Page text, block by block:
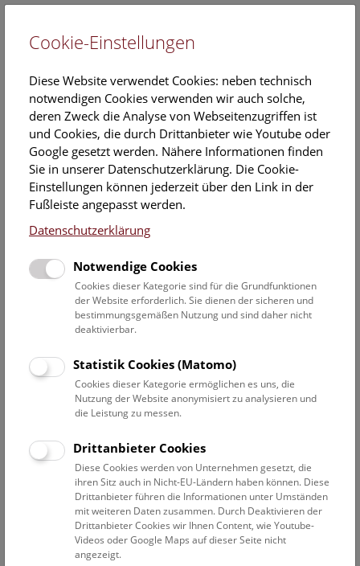
EN
Veranstaltungskalender
Informationen zu Gruppen,- Kindergarten- und
Schulprogrammen finden Siehier
Datumsfilter
24.3.2023
Datum auswählen
Erweiterte Suche
Filter zurücksetzen
24. März 2023
Bisher keine Ergebnisse. Dienstags ist das NHM Wien
in der Regel geschlossen. Ausnahmen finden sie
Cookie-Einstellungen
Diese Website verwendet Cookies: neben technisch
notwendigen Cookies verwenden wir auch solche,
deren Zweck die Analyse von Webseitenzugriffen ist
und Cookies, die durch Drittanbieter wie Youtube oder
Google gesetzt werden. Nähere Informationen finden
Sie in unserer Datenschutzerklärung. Die Cookie-
Einstellungen können jederzeit über den Link in der
Fußleiste angepasst werden.
Datenschutzerklärung
Notwendige Cookies
Cookies dieser Kategorie sind für die Grundfunktionen
der Website erforderlich. Sie dienen der sicheren und
bestimmungsgemäßen Nutzung und sind daher nicht
deaktivierbar.
Statistik Cookies (Matomo)
Cookies dieser Kategorie ermöglichen es uns, die
Nutzung der Website anonymisiert zu analysieren und
die Leistung zu messen.
Drittanbieter Cookies
Diese Cookies werden von Unternehmen gesetzt, die
ihren Sitz auch in Nicht-EU-Ländern haben können. Diese
Drittanbieter führen die Informationen unter Umständen
mit weiteren Daten zusammen. Durch Deaktivieren der
Drittanbieter Cookies wir Ihnen Content, wie Youtube-
Videos oder Google Maps auf dieser Seite nicht
angezeigt.